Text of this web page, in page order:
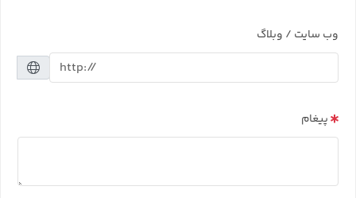
وب سایت / وبلاگ
پیغام